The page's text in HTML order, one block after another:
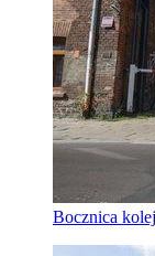
Bocznica